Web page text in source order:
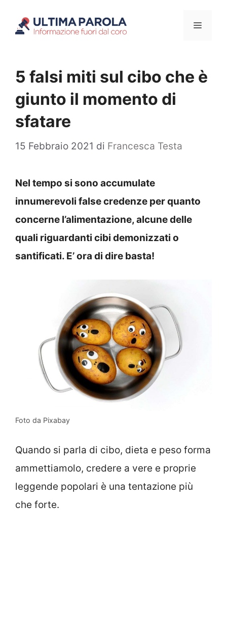
Menu
5 falsi miti sul cibo che è
giunto il momento di
sfatare
15 Febbraio 2021 di Francesca Testa
Nel tempo si sono accumulate
innumerevoli false credenze per quanto
concerne l’alimentazione, alcune delle
quali riguardanti cibi demonizzati o
santificati. E’ ora di dire basta!
Foto da Pixabay
Quando si parla di cibo, dieta e peso forma
ammettiamolo, credere a vere e proprie
leggende popolari è una tentazione più
che forte.